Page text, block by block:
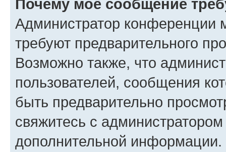
Почему моё сообщение
Администратор конференции
требуют предварительного
Возможно также, что
пользователей, сообщения
быть предварительно
свяжитесь с
дополнительной информации.